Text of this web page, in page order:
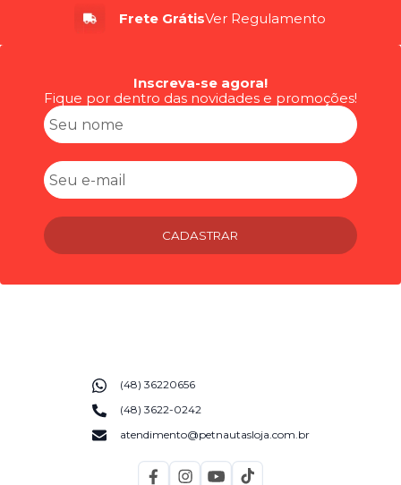
Frete GrátisVer Regulamento
Inscreva-se agora!
Fique por dentro das novidades e promoções!
CADASTRAR
(48) 36220656
(48) 3622-0242
atendimento@petnautasloja.com.br